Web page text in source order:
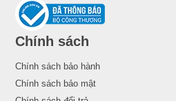
Chính sách
Chính sách bảo hành
Chính sách bảo mật